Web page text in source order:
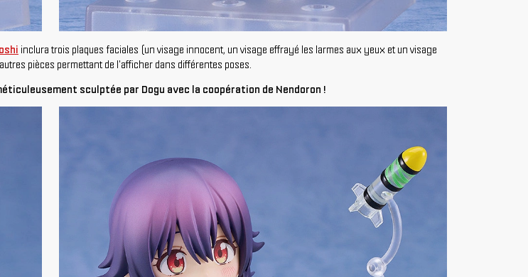
inclura trois plaques faciales (un visage innocent, un visage effrayé les larmes aux yeux et un visage
pièces permettant de l'afficher dans différentes poses.
sculptée par Dogu avec la coopération de Nendoron !